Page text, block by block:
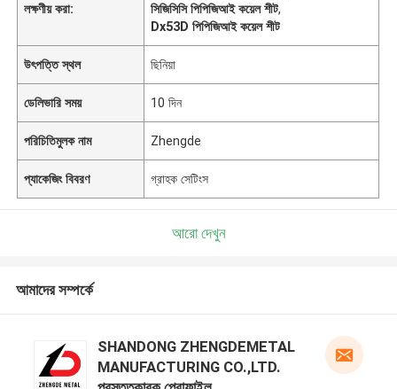
লক্ষণীয় করা:
সিজিসিসি পিপিজিআই কয়েল শীট,
Dx53D পিপিজিআই কয়েল শীট
উৎপত্তি স্থল ছিনিয়া
ডেলিভারি সময় 10 দিন
পরিচিতিমুলক নাম Zhengde
প্যাকেজিং বিবরণ গ্রাহক সেটিংস
আরো দেখুন
আমাদের সম্পর্কে
SHANDONG ZHENGDEMETAL
MANUFACTURING CO.,LTD.